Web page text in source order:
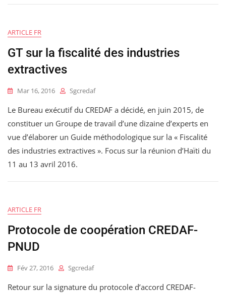
ARTICLE FR
GT sur la fiscalité des industries
extractives
Mar 16, 2016 Sgcredaf
Le Bureau exécutif du CREDAF a décidé, en juin 2015, de
constituer un Groupe de travail d’une dizaine d’experts en
vue d’élaborer un Guide méthodologique sur la « Fiscalité
des industries extractives ». Focus sur la réunion d’Haïti du
11 au 13 avril 2016.
ARTICLE FR
Protocole de coopération CREDAF-
PNUD
Fév 27, 2016 Sgcredaf
Retour sur la signature du protocole d’accord CREDAF-